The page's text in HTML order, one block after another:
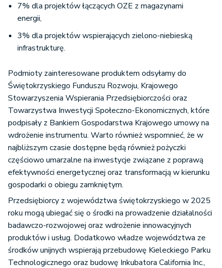
7% dla projektów łączących OZE z magazynami
energii,
3% dla projektów wspierających zielono-niebieską
infrastrukturę.
Podmioty zainteresowane produktem odsyłamy do
Świętokrzyskiego Funduszu Rozwoju, Krajowego
Stowarzyszenia Wspierania Przedsiębiorczości oraz
Towarzystwa Inwestycji Społeczno-Ekonomicznych, które
podpisały z Bankiem Gospodarstwa Krajowego umowy na
wdrożenie instrumentu. Warto również wspomnieć, że w
najbliższym czasie dostępne będą również pożyczki
częściowo umarzalne na inwestycje związane z poprawą
efektywności energetycznej oraz transformacją w kierunku
gospodarki o obiegu zamkniętym.
Przedsiębiorcy z województwa świętokrzyskiego w 2025
roku mogą ubiegać się o środki na prowadzenie działalności
badawczo-rozwojowej oraz wdrożenie innowacyjnych
produktów i usług. Dodatkowo władze województwa ze
środków unijnych wspierają przebudowę Kieleckiego Parku
Technologicznego oraz budowę Inkubatora California Inc.,